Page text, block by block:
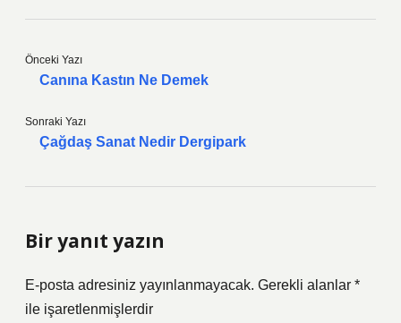
Önceki Yazı
Canına Kastın Ne Demek
Sonraki Yazı
Çağdaş Sanat Nedir Dergipark
Bir yanıt yazın
E-posta adresiniz yayınlanmayacak. Gerekli alanlar *
ile işaretlenmişlerdir